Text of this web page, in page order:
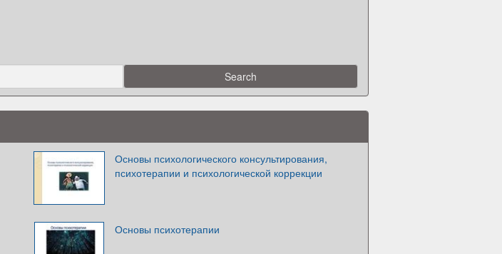
Основы психологического консультирования,
психотерапии и психологической коррекции
Основы психотерапии